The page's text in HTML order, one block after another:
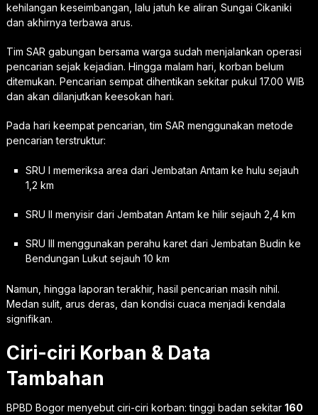
kehilangan keseimbangan, lalu jatuh ke aliran Sungai Cikaniki
dan akhirnya terbawa arus.
Tim SAR gabungan bersama warga sudah menjalankan operasi
pencarian sejak kejadian. Hingga malam hari, korban belum
ditemukan. Pencarian sempat dihentikan sekitar pukul 17.00 WIB
dan akan dilanjutkan keesokan hari.
Pada hari keempat pencarian, tim SAR menggunakan metode
pencarian terstruktur:
SRU I memeriksa area dari Jembatan Antam ke hulu sejauh
1,2 km
SRU II menyisir dari Jembatan Antam ke hilir sejauh 2,4 km
SRU III menggunakan perahu karet dari Jembatan Budin ke
Bendungan Lukut sejauh 10 km
Namun, hingga laporan terakhir, hasil pencarian masih nihil.
Medan sulit, arus deras, dan kondisi cuaca menjadi kendala
signifikan.
Ciri-ciri Korban & Data
Tambahan
BPBD Bogor menyebut ciri-ciri korban: tinggi badan sekitar 160